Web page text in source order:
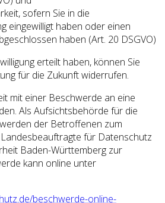
sofern Sie in die
eingewilligt haben oder einen
haben (Art. 20 DSGVO)
erteilt haben, können Sie
für die Zukunft widerrufen.
mit einer Beschwerde an eine
Als Aufsichtsbehörde für die
der Betroffenen zum
für Datenschutz
Baden-Württemberg zur
kann online unter
beschwerde-online-